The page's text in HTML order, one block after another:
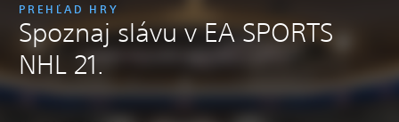
PREHĽAD HRY
Spoznaj slávu v EA SPORTS
NHL 21.